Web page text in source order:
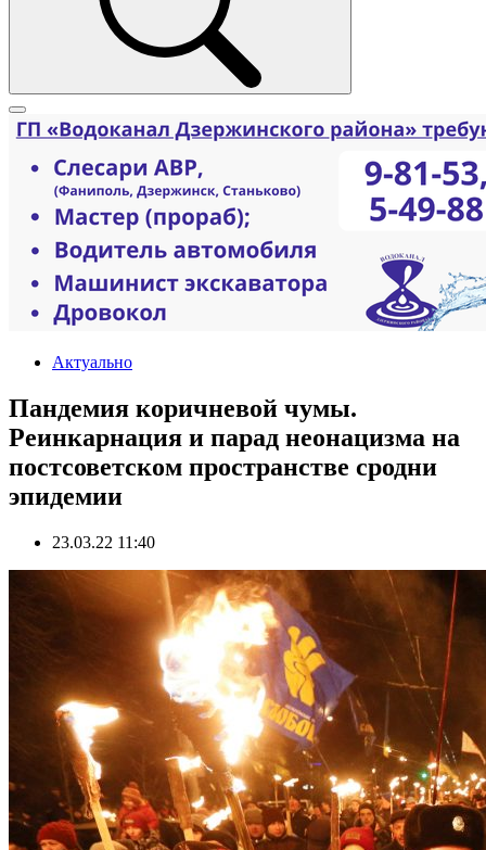
Актуально
Пандемия коричневой чумы.
Реинкарнация и парад неонацизма на
постсоветском пространстве сродни
эпидемии
23.03.22 11:40